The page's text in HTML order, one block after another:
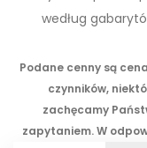
według
Podane cenny są
czynników,
zachęcamy
zapytaniem. W